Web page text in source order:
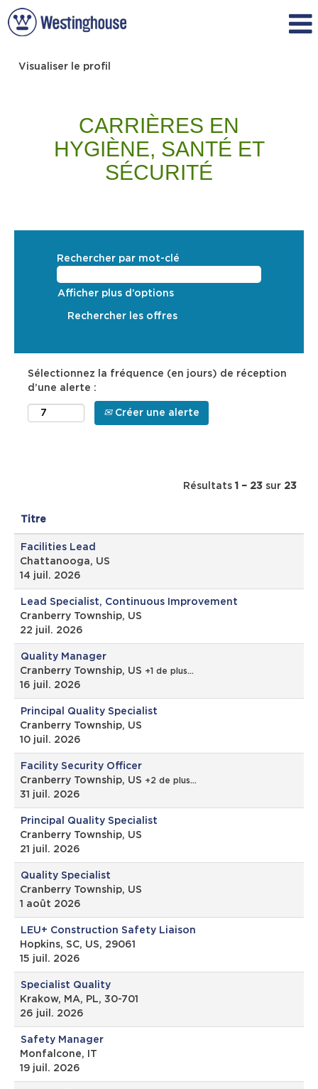
Visualiser le profil
Safety_FrenchCARRIÈRES EN
HYGIÈNE, SANTÉ ET
SÉCURITÉ
Rechercher par mot-clé
Afficher plus d’options
Sélectionnez la fréquence (en jours) de réception
d’une alerte :
Créer une alerte
Résultats 1 – 23 sur 23
Titre
Facilities Lead
Chattanooga, US
14 juil. 2026
Lead Specialist, Continuous Improvement
Cranberry Township, US
22 juil. 2026
Quality Manager
Cranberry Township, US +1 de plus…
16 juil. 2026
Principal Quality Specialist
Cranberry Township, US
10 juil. 2026
Facility Security Officer
Cranberry Township, US +2 de plus…
31 juil. 2026
Principal Quality Specialist
Cranberry Township, US
21 juil. 2026
Quality Specialist
Cranberry Township, US
1 août 2026
LEU+ Construction Safety Liaison
Hopkins, SC, US, 29061
15 juil. 2026
Specialist Quality
Krakow, MA, PL, 30-701
26 juil. 2026
Safety Manager
Monfalcone, IT
19 juil. 2026